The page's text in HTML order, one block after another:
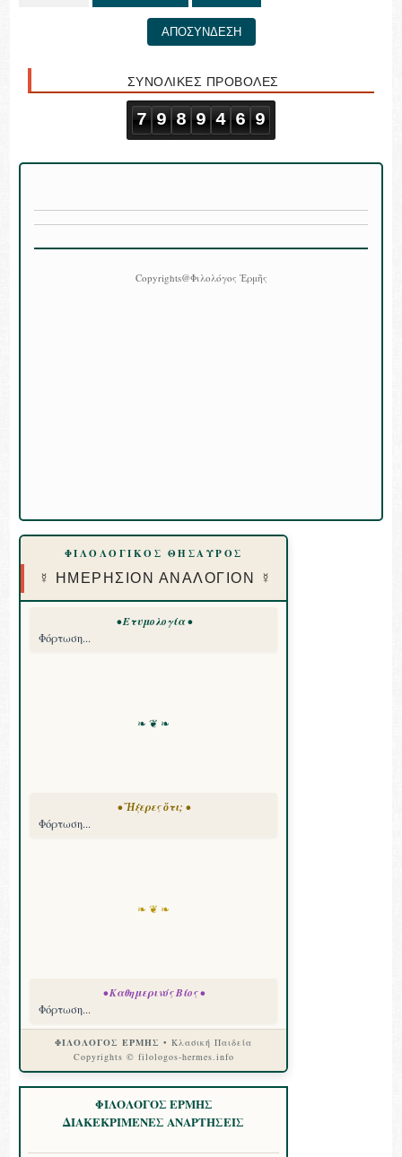
ΑΠΟΣΥΝΔΕΣΗ
ΣΥΝΟΛΙΚΕΣ ΠΡΟΒΟΛΕΣ
7 9 8 9 4 6 9
Copyrights@Φιλολόγος Ἑρμῆς
ΦΙΛΟΛΟΓΙΚΟΣ ΘΗΣΑΥΡΟΣ
☿ ΗΜΕΡΗΣΙΟΝ ΑΝΑΛΟΓΙΟΝ ☿
• Ετυμολογία •
Φόρτωση...
❧ ❦ ❧
• Ἤξερες ὅτι; •
Φόρτωση...
❧ ❦ ❧
• Καθημερινός Βίος •
Φόρτωση...
ΦΙΛΟΛΟΓΟΣ ΕΡΜΗΣ • Κλασική Παιδεία
Copyrights © filologos-hermes.info
ΦΙΛΟΛΟΓΟΣ ΕΡΜΗΣ
ΔΙΑΚΕΚΡΙΜΕΝΕΣ ΑΝΑΡΤΗΣΕΙΣ